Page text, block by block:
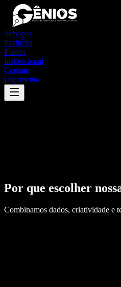
Serviços
Portfólio
Planos
Institucional
Contato
Orçamento
Por que escolher
Combinamos dados, criatividade e